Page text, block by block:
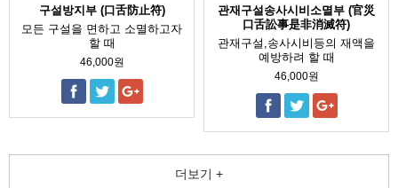
구설방지부 (口舌防止符)
모든 구설을 면하고 소멸하고자
할 때
46,000원
관재구설송사시비소멸부 (官災
口舌訟事是非消滅符)
관재구설,송사시비등의 재액을
예방하려 할 때
46,000원
더보기 +